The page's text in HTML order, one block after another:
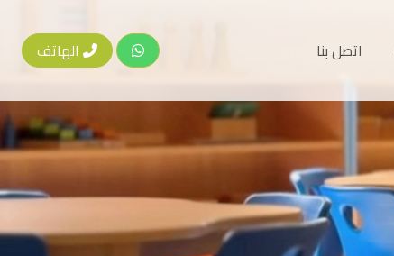
اتصل بنا الهاتف